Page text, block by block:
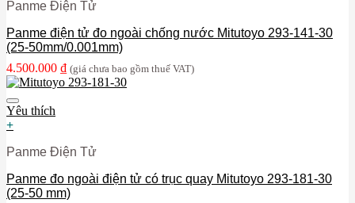
Panme Điện Tử
Panme điện tử đo ngoài chống nước Mitutoyo 293-141-30
(25-50mm/0.001mm)
4.500.000 ₫ (giá chưa bao gồm thuế VAT)
Yêu thích
+
Panme Điện Tử
Panme đo ngoài điện tử có trục quay Mitutoyo 293-181-30
(25-50 mm)